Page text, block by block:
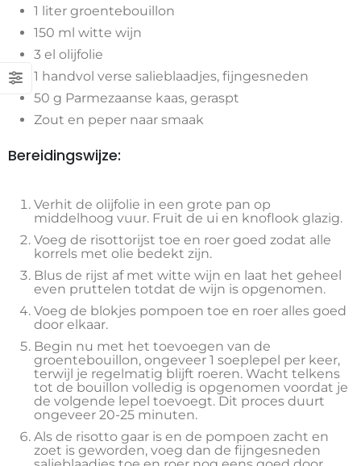
1 liter groentebouillon
150 ml witte wijn
3 el olijfolie
1 handvol verse salieblaadjes, fijngesneden
50 g Parmezaanse kaas, geraspt
Zout en peper naar smaak
Bereidingswijze:
Verhit de olijfolie in een grote pan op
middelhoog vuur. Fruit de ui en knoflook glazig.
Voeg de risottorijst toe en roer goed zodat alle
korrels met olie bedekt zijn.
Blus de rijst af met witte wijn en laat het geheel
even pruttelen totdat de wijn is opgenomen.
Voeg de blokjes pompoen toe en roer alles goed
door elkaar.
Begin nu met het toevoegen van de
groentebouillon, ongeveer 1 soeplepel per keer,
terwijl je regelmatig blijft roeren. Wacht telkens
tot de bouillon volledig is opgenomen voordat je
de volgende lepel toevoegt. Dit proces duurt
ongeveer 20-25 minuten.
Als de risotto gaar is en de pompoen zacht en
zoet is geworden, voeg dan de fijngesneden